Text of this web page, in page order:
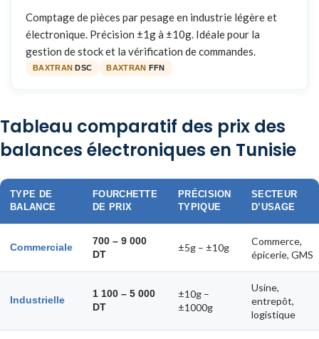
Comptage de pièces par pesage en industrie légère et
électronique. Précision ±1g à ±10g. Idéale pour la
gestion de stock et la vérification de commandes.
BAXTRANDSC BAXTRAN FFN
Tableau comparatif des prix des
balances électroniques en Tunisie
TYPE DE
BALANCE
FOURCHETTE
DE PRIX
PRÉCISION
TYPIQUE
SECTEUR
D’USAGE
Commerciale
700 – 9 000
DT
±5g – ±10g
Commerce,
épicerie, GMS
Industrielle
1 100 – 5 000
DT
±10g –
±1000g
Usine,
entrepôt,
logistique